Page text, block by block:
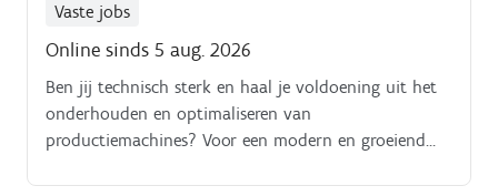
Vaste jobs
Online sinds 5 aug. 2026
Ben jij technisch sterk en haal je voldoening uit het
onderhouden en optimaliseren van
productiemachines? Voor een modern en groeiend